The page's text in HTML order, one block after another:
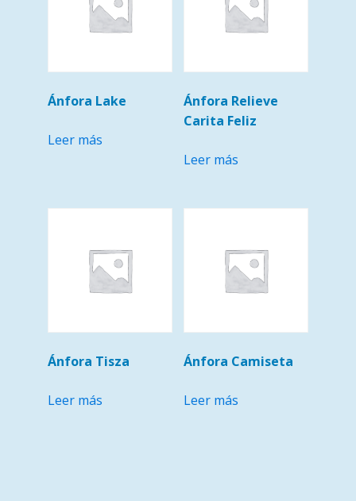
Ánfora Lake
Leer más
Ánfora Relieve
Carita Feliz
Leer más
Ánfora Tisza
Leer más
Ánfora Camiseta
Leer más